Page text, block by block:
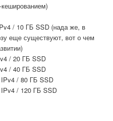
/ 10 ГБ SSD (нада же, в
еще существуют, вот о чем
/ 20 ГБ SSD
/ 40 ГБ SSD
/ 80 ГБ SSD
/ 120 ГБ SSD